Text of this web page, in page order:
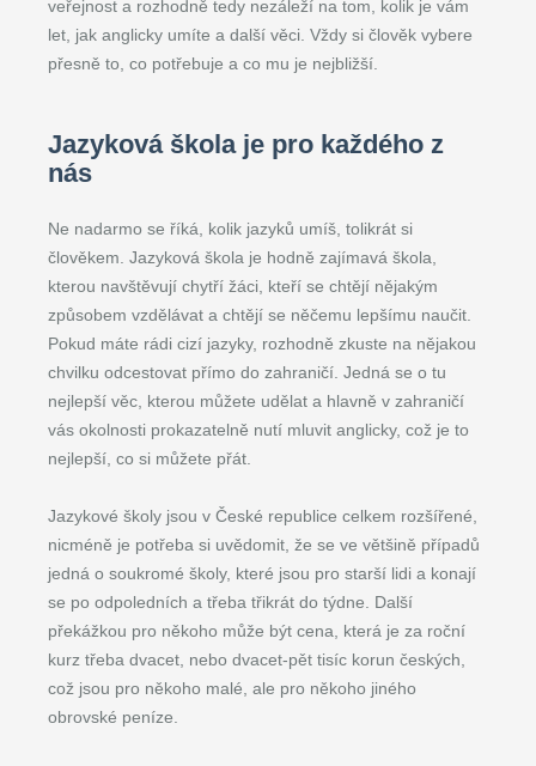
veřejnost a rozhodně tedy nezáleží na tom, kolik je vám
let, jak anglicky umíte a další věci. Vždy si člověk vybere
přesně to, co potřebuje a co mu je nejbližší.
Jazyková škola je pro každého z
nás
Ne nadarmo se říká, kolik jazyků umíš, tolikrát si
člověkem. Jazyková škola je hodně zajímavá škola,
kterou navštěvují chytří žáci, kteří se chtějí nějakým
způsobem vzdělávat a chtějí se něčemu lepšímu naučit.
Pokud máte rádi cizí jazyky, rozhodně zkuste na nějakou
chvilku odcestovat přímo do zahraničí. Jedná se o tu
nejlepší věc, kterou můžete udělat a hlavně v zahraničí
vás okolnosti prokazatelně nutí mluvit anglicky, což je to
nejlepší, co si můžete přát.
Jazykové školy jsou v České republice celkem rozšířené,
nicméně je potřeba si uvědomit, že se ve většině případů
jedná o soukromé školy, které jsou pro starší lidi a konají
se po odpoledních a třeba třikrát do týdne. Další
překážkou pro někoho může být cena, která je za roční
kurz třeba dvacet, nebo dvacet-pět tisíc korun českých,
což jsou pro někoho malé, ale pro někoho jiného
obrovské peníze.